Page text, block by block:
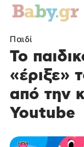
Παιδί
Το
«έριξε»
από την
Youtube